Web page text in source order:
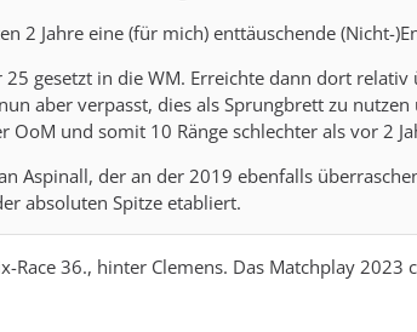
2 Jahre eine (für mich) enttäuschende (Nicht-
gesetzt in die WM. Erreichte dann dort
aber verpasst, dies als Sprungbrett zu
OoM und somit 10 Ränge schlechter als vor 2
Aspinall, der an der 2019 ebenfalls
absoluten Spitze etabliert.
Race 36., hinter Clemens. Das Matchplay 2023